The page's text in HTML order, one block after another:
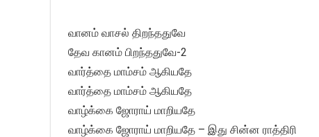
வானம் வாசல் திறந்ததுவே
தேவ கானம் பிறந்ததுவே-2
வார்த்தை மாம்சம் ஆகியதே
வார்த்தை மாம்சம் ஆகியதே
வாழ்க்கை ஜோராய் மாறியதே
வாழ்க்கை ஜோராய் மாறியதே – இது சின்ன ராத்திரி